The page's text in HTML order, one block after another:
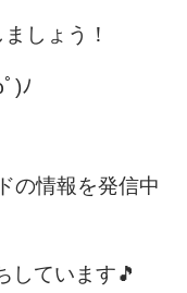
しょう！
)ﾉ
の情報を発信中
しています🎵